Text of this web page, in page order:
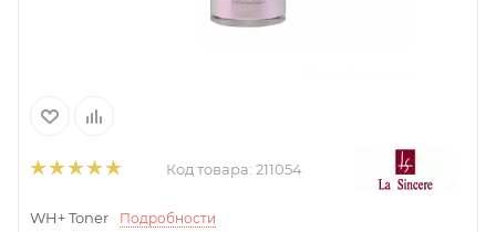
Код товара: 211054
WH+ Toner Подробности